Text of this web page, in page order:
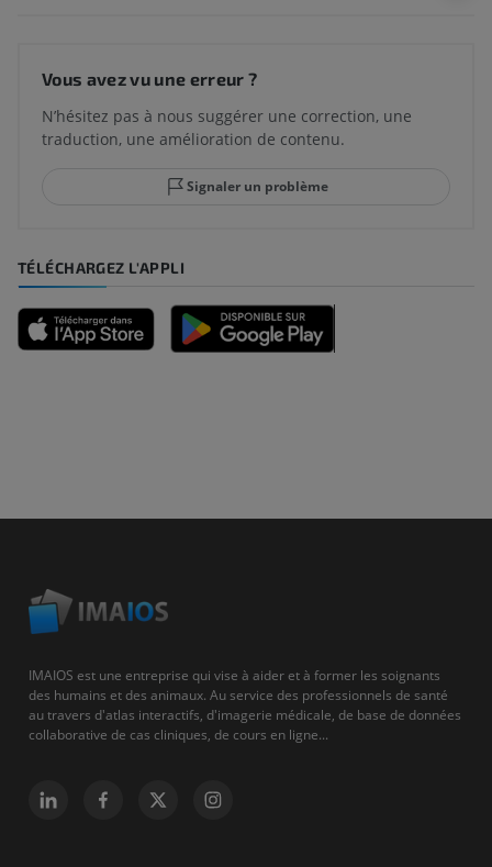
Vous avez vu une erreur ?
N’hésitez pas à nous suggérer une correction, une
traduction, une amélioration de contenu.
Signaler un problème
TÉLÉCHARGEZ L'APPLI
IMAIOS est une entreprise qui vise à aider et à former les soignants
des humains et des animaux. Au service des professionnels de santé
au travers d'atlas interactifs, d'imagerie médicale, de base de données
collaborative de cas cliniques, de cours en ligne...